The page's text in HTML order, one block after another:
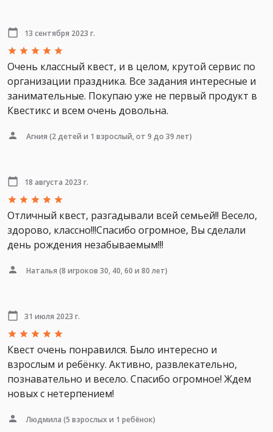
13 сентября 2023 г.
Очень классный квест, и в целом, крутой сервис по
организации праздника. Все задания интересные и
занимательные. Покупаю уже не первый продукт в
Квестикс и всем очень довольна.
Агния (2 детей и 1 взрослый, от 9 до 39 лет)
18 августа 2023 г.
Отличный квест, разгадывали всей семьей!! Весело,
здорово, классно!!!Спасибо огромное, Вы сделали
день рождения незабываемым!!!
Наталья (8 игроков 30, 40, 60 и 80 лет)
31 июля 2023 г.
Квест очень понравился. Было интересно и
взрослым и ребёнку. Активно, развлекательно,
познавательно и весело. Спасибо огромное! Ждем
новых с нетерпением!
Людмила (5 взрослых и 1 ребёнок)